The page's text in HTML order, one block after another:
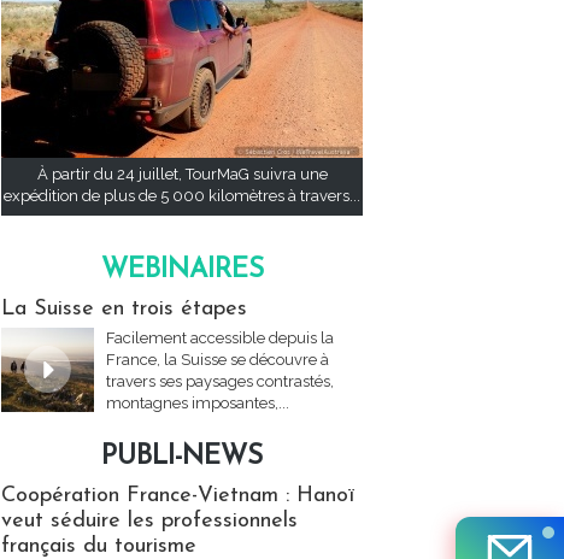
À partir du 24 juillet, TourMaG suivra une
expédition de plus de 5 000 kilomètres à travers...
WEBINAIRES
La Suisse en trois étapes
Facilement accessible depuis la
France, la Suisse se découvre à
travers ses paysages contrastés,
montagnes imposantes,...
PUBLI-NEWS
Coopération France-Vietnam : Hanoï
veut séduire les professionnels
français du tourisme